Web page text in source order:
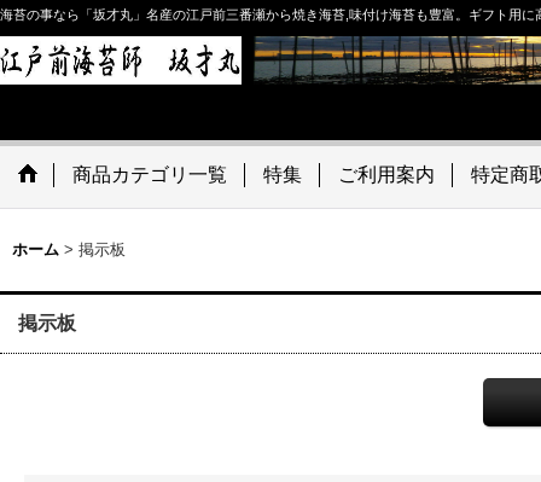
海苔の事なら「坂才丸」名産の江戸前三番瀬から焼き海苔,味付け海苔も豊富。ギフト用
商品カテゴリ一覧 特集 ご利用案内 特定商
ホーム > 掲示板
掲示板